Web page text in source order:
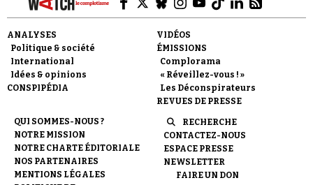
ANALYSES
Politique & société
International
Idées & opinions
CONSPIPÉDIA
VIDÉOS
ÉMISSIONS
Complorama
« Réveillez-vous ! »
Les Déconspirateurs
REVUES DE PRESSE
QUI SOMMES-NOUS ?
NOTRE MISSION
NOTRE CHARTE ÉDITORIALE
NOS PARTENAIRES
MENTIONS LÉGALES
RECHERCHE
CONTACTEZ-NOUS
ESPACE PRESSE
NEWSLETTER
FAIRE UN DON